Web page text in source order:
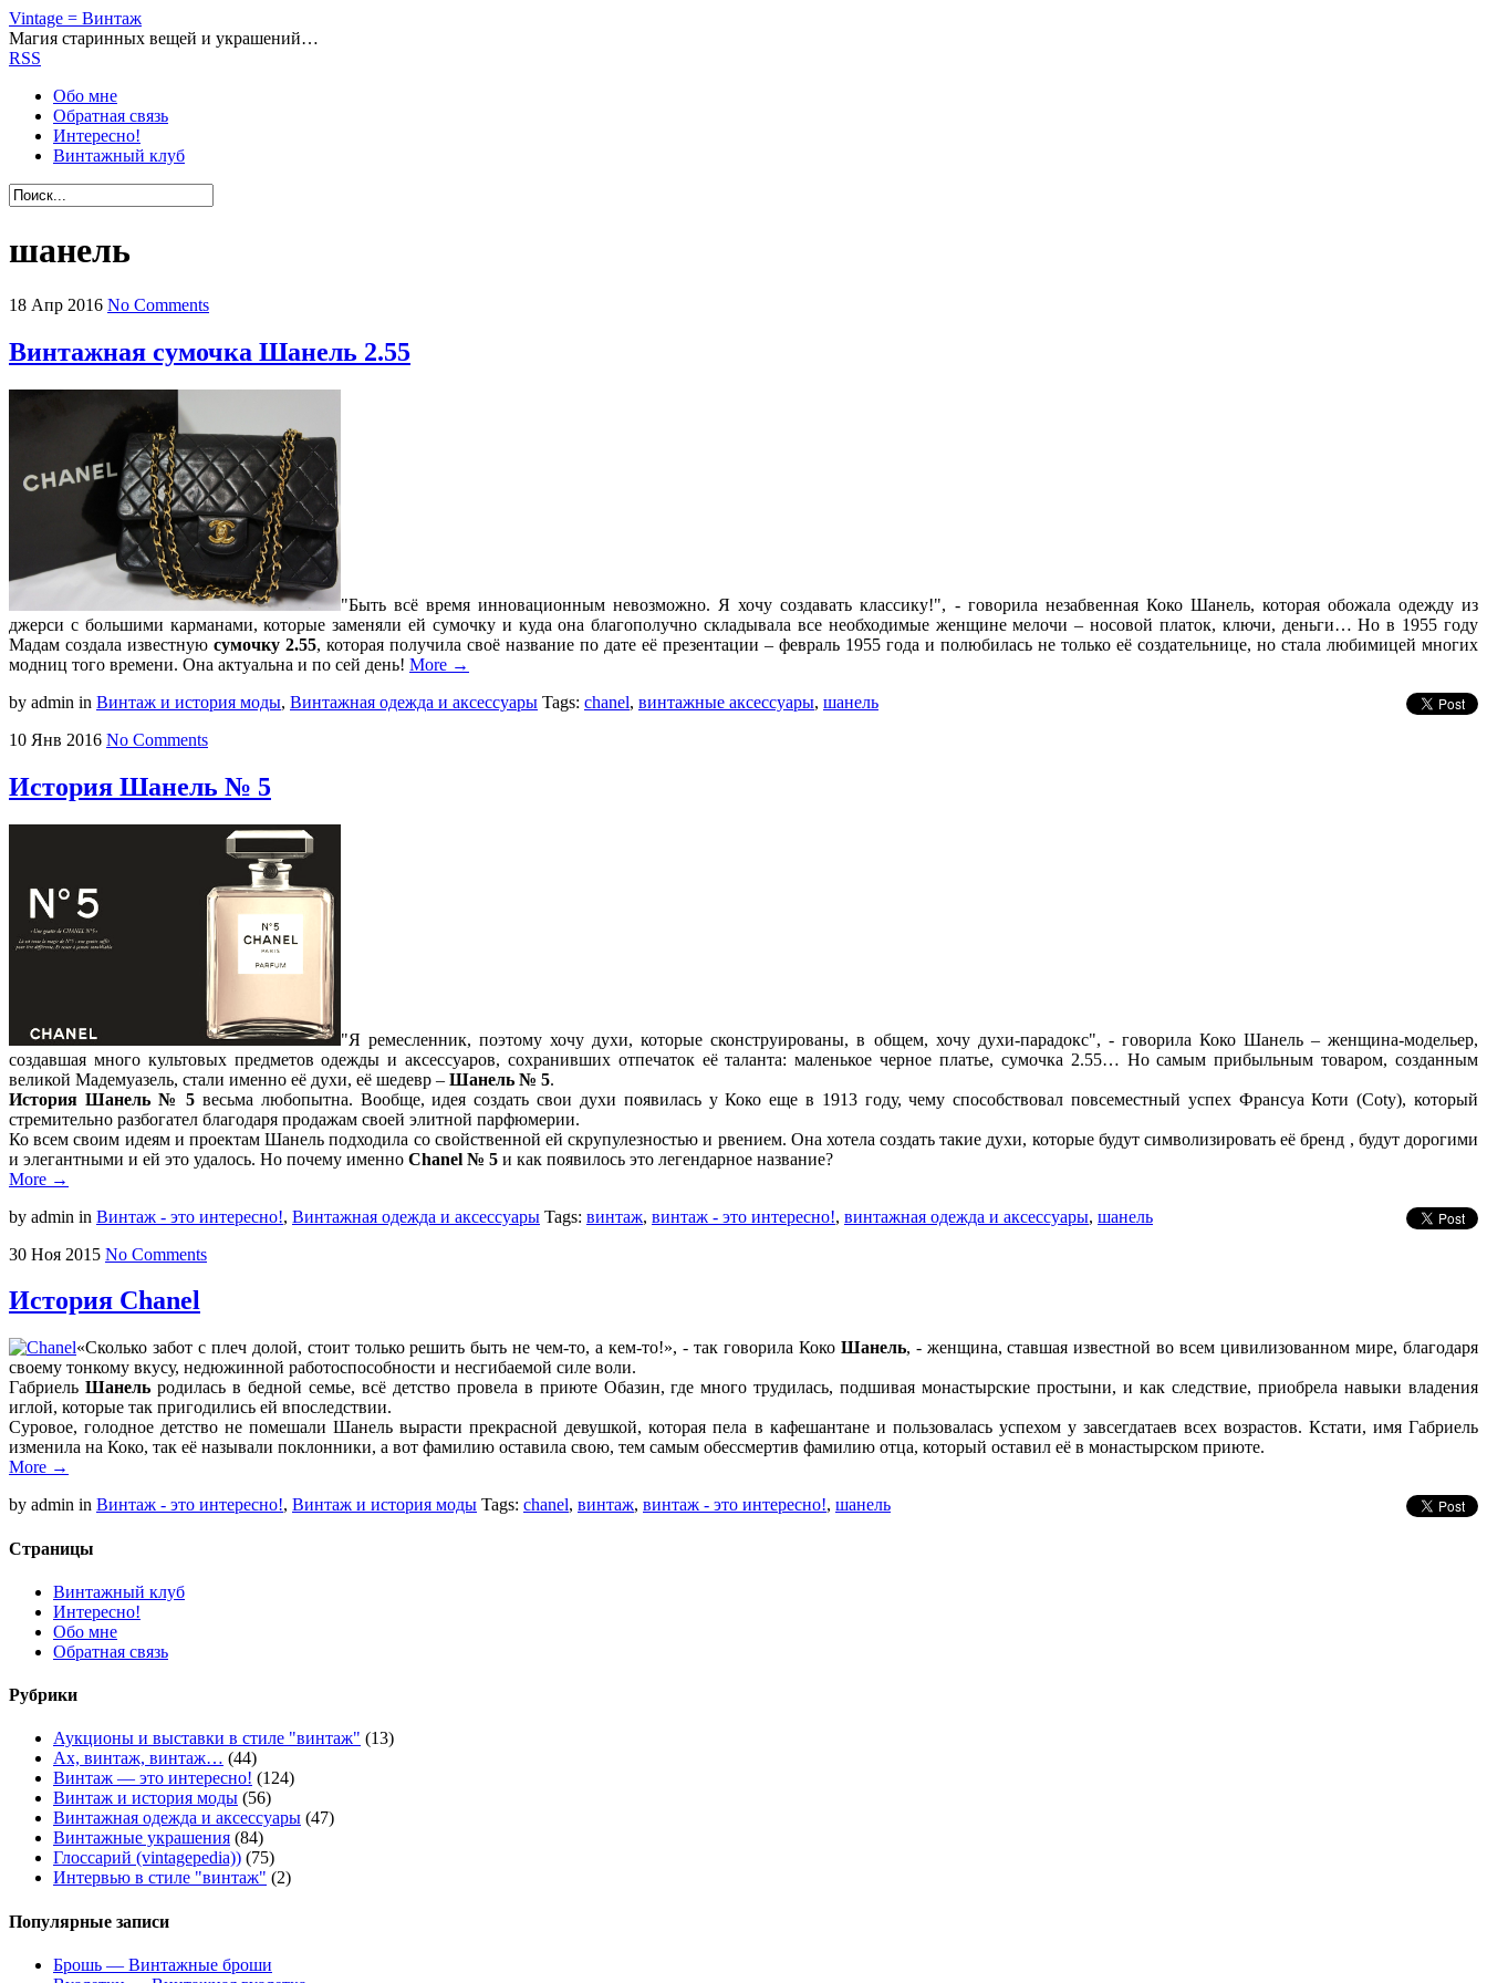
Vintage = Винтаж
Магия старинных вещей и украшений…
RSS
Обо мне
Обратная связь
Интересно!
Винтажный клуб
шанель
18 Апр 2016 No Comments
Винтажная сумочка Шанель 2.55
"Быть всё время инновационным невозможно. Я хочу создавать классику!", - говорила незабвенная Коко Шанель, которая обожала одежду из
джерси с большими карманами, которые заменяли ей сумочку и куда она благополучно складывала все необходимые женщине мелочи – носовой платок, ключи, деньги… Но в 1955 году
Мадам создала известную сумочку 2.55, которая получила своё название по дате её презентации – февраль 1955 года и полюбилась не только её создательнице, но стала любимицей многих
модниц того времени. Она актуальна и по сей день! More →
by admin in Винтаж и история моды, Винтажная одежда и аксессуары Tags: chanel, винтажные аксессуары, шанель
10 Янв 2016 No Comments
История Шанель № 5
"Я ремесленник, поэтому хочу духи, которые сконструированы, в общем, хочу духи-парадокс", - говорила Коко Шанель – женщина-модельер,
создавшая много культовых предметов одежды и аксессуаров, сохранивших отпечаток её таланта: маленькое черное платье, сумочка 2.55… Но самым прибыльным товаром, созданным
великой Мадемуазель, стали именно её духи, её шедевр – Шанель № 5.
История Шанель № 5 весьма любопытна. Вообще, идея создать свои духи появилась у Коко еще в 1913 году, чему способствовал повсеместный успех Франсуа Коти (Coty), который
стремительно разбогател благодаря продажам своей элитной парфюмерии.
Ко всем своим идеям и проектам Шанель подходила со свойственной ей скрупулезностью и рвением. Она хотела создать такие духи, которые будут символизировать её бренд , будут дорогими
и элегантными и ей это удалось. Но почему именно Chanel № 5 и как появилось это легендарное название?
More →
by admin in Винтаж - это интересно!, Винтажная одежда и аксессуары Tags: винтаж, винтаж - это интересно!, винтажная одежда и аксессуары, шанель
30 Ноя 2015 No Comments
История Chanel
«Сколько забот с плеч долой, стоит только решить быть не чем-то, а кем-то!», - так говорила Коко Шанель, - женщина, ставшая известной во всем цивилизованном мире, благодаря
своему тонкому вкусу, недюжинной работоспособности и несгибаемой силе воли.
Габриель Шанельродилась в бедной семье, всё детство провела в приюте Обазин, где много трудилась, подшивая монастырские простыни, и как следствие, приобрела навыки владения
иглой, которые так пригодились ей впоследствии.
Суровое, голодное детство не помешали Шанель вырасти прекрасной девушкой, которая пела в кафешантане и пользовалась успехом у завсегдатаев всех возрастов. Кстати, имя Габриель
изменила на Коко, так её называли поклонники, а вот фамилию оставила свою, тем самым обессмертив фамилию отца, который оставил её в монастырском приюте.
More →
by admin in Винтаж - это интересно!, Винтаж и история моды Tags: chanel, винтаж, винтаж - это интересно!, шанель
Страницы
Винтажный клуб
Интересно!
Обо мне
Обратная связь
Рубрики
Аукционы и выставки в стиле "винтаж" (13)
Ах, винтаж, винтаж… (44)
Винтаж — это интересно! (124)
Винтаж и история моды (56)
Винтажная одежда и аксессуары (47)
Винтажные украшения (84)
Глоссарий (vintagepedia)) (75)
Интервью в стиле "винтаж" (2)
Популярные записи
Брошь — Винтажные броши